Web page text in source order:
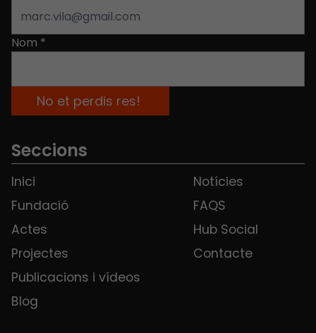
Nom *
Seccions
Inici
Fundació
Actes
Projectes
Publicacions i vídeos
Blog
Notícies
FAQS
Hub Social
Contacte